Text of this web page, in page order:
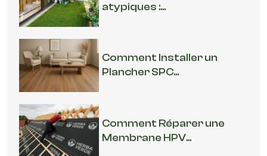
atypiques :...
Comment Installer un
Plancher SPC...
Comment Réparer une
Membrane HPV...